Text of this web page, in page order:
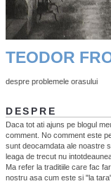
TEODOR
despre problemele orasului
DESPRE
Daca tot ati ajuns pe blogul
comment. No comment este
sunt deocamdata ale noastre
leaga de trecut nu
Ma refer la traditiile care fac
nostru asa cum este si "la